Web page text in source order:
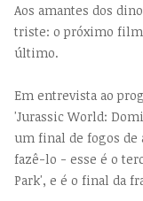
Aos amantes dos
triste: o próximo
último.
Em entrevista ao
'Jurassic World:
um final de fogos de
fazê-lo - esse é o
Park', e é o final da